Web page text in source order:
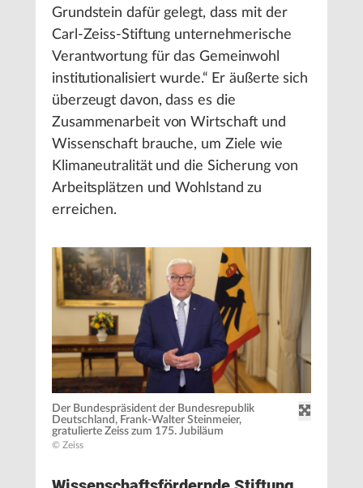
Grundstein dafür gelegt, dass mit der
Carl-Zeiss-Stiftung unternehmerische
Verantwortung für das Gemeinwohl
institutionalisiert wurde.“ Er äußerte sich
überzeugt davon, dass es die
Zusammenarbeit von Wirtschaft und
Wissenschaft brauche, um Ziele wie
Klimaneutralität und die Sicherung von
Arbeitsplätzen und Wohlstand zu
erreichen.
Der Bundespräsident der Bundesrepublik
Deutschland, Frank-Walter Steinmeier,
gratulierte Zeiss zum 175. Jubiläum
© Zeiss